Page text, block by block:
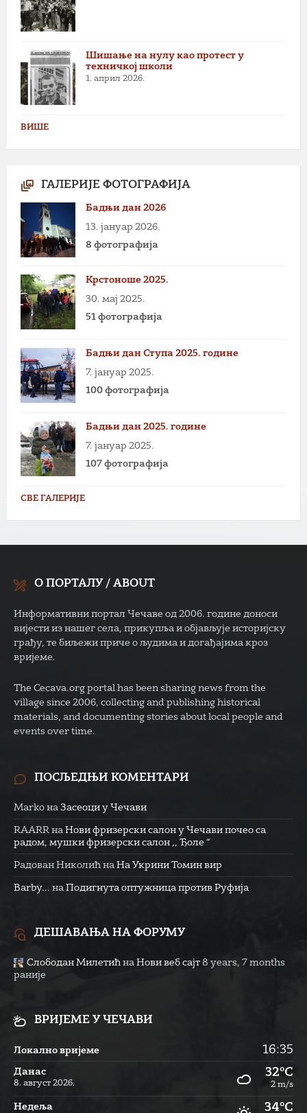
Шишање на нулу као протест у
техничкој школи
1. април 2026.
ВИШЕ
ГАЛЕРИЈЕ ФОТОГРАФИЈА
Бадњи дан 2026
13. јануар 2026.
8 фотографија
Крстоноше 2025.
30. мај 2025.
51 фотографија
Бадњи дан Ступа 2025. године
7. јануар 2025.
100 фотографија
Бадњи дан 2025. године
7. јануар 2025.
107 фотографија
СВЕ ГАЛЕРИЈЕ
О ПОРТАЛУ / ABOUT
Информативни портал Чечаве од 2006. године доноси
вијести из нашег села, прикупља и објављује историјску
грађу, те биљежи приче о људима и догађајима кроз
вријеме.
The Cecava.org portal has been sharing news from the
village since 2006, collecting and publishing historical
materials, and documenting stories about local people and
events over time.
ПОСЉЕДЊИ КОМЕНТАРИ
Marko на Засеоци у Чечави
RAARR на Нови фризерски салон у Чечави почео са
радом, мушки фризерски салон ,, Ђоле “
Радован Николић на На Укрини Томин вир
Barby... на Подигнута оптужница против Руфија
ДЕШАВАЊА НА ФОРУМУ
Слободан Милетић на Нови веб сајт 8 years, 7 months
раније
ВРИЈЕМЕ У ЧЕЧАВИ
Локално вријеме 16:35
Данас
8. август 2026.
32°C
2 m/s
Недеља 34°C